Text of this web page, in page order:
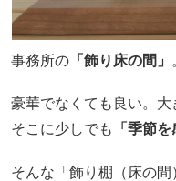
事務所の「飾り床の間」
豪華でなくても良い。大
そこに少しでも
「季節
そんな「飾り棚（床の間